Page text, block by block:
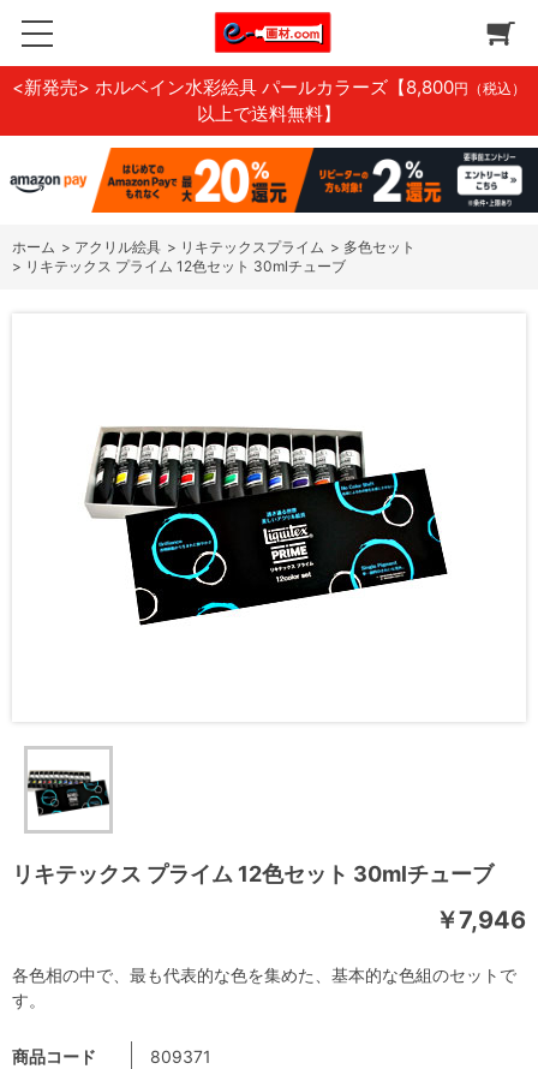
<新発売> ホルベイン水彩絵具 パールカラーズ 【8,800円（税込）
以上で送料無料】
ホーム > アクリル絵具 > リキテックスプライム > 多色セット
> リキテックス プライム 12色セット 30mlチューブ
リキテックス プライム 12色セット 30mlチューブ
￥7,946
商品コード 809371
各色相の中で、最も代表的な色を集めた、基本的な色組のセットで
す。